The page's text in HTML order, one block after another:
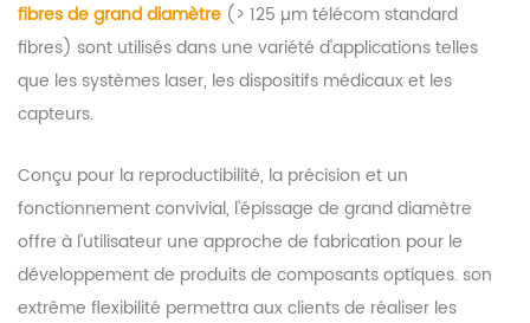
fibres de grand diamètre (> 125 µm télécom standard
fibres) sont utilisés dans une variété d'applications telles
que les systèmes laser, les dispositifs médicaux et les
capteurs.
Conçu pour la reproductibilité, la précision et un
fonctionnement convivial, l'épissage de grand diamètre
offre à l'utilisateur une approche de fabrication pour le
développement de produits de composants optiques. son
extrême flexibilité permettra aux clients de réaliser les